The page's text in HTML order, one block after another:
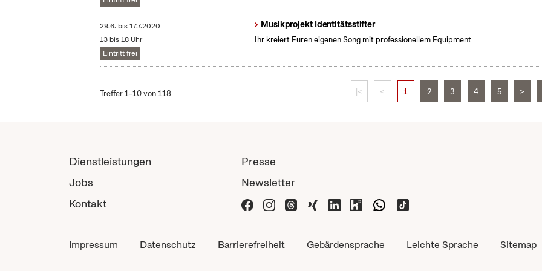
29.6. bis17.7.2020
13 bis 18 Uhr
Eintritt frei
Musikprojekt Identitätsstifter
Ihr kreiert Euren eigenen Song mit professionellem Equipment
Treffer 1–10 von 118 |< < 1 2 3 4 5 >
Dienstleistungen
Jobs
Kontakt
Presse
Newsletter
Impressum Datenschutz Barrierefreiheit Gebärdensprache Leichte Sprache Sitemap